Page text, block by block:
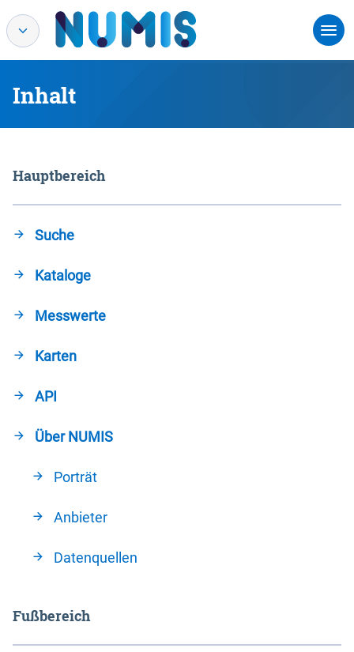
Inhalt
Hauptbereich
Suche
Kataloge
Messwerte
Karten
API
Über NUMIS
Porträt
Anbieter
Datenquellen
Fußbereich